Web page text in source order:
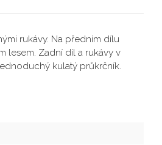
rukávy. Na předním dílu
lesem. Zadní díl a rukávy v
kulatý průkrčník.